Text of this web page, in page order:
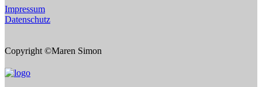
Impressum
Datenschutz
Copyright ©Maren Simon